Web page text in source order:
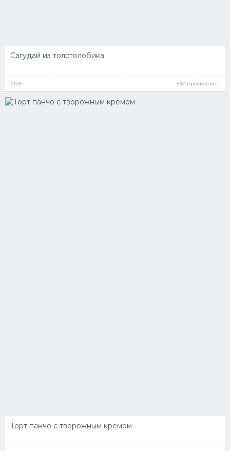
Сагудай из толстолобика
21.05 547 просмотров
Торт панчо с творожным кремом